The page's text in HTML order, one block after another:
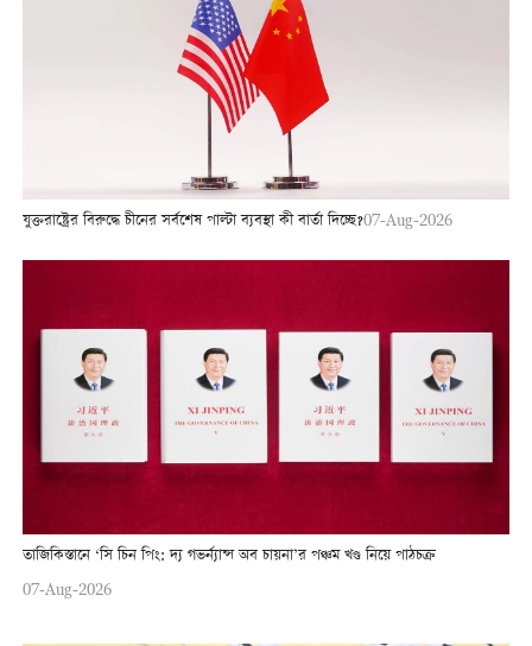
যুক্তরাষ্ট্রের বিরুদ্ধে চীনের সর্বশেষ পাল্টা ব্যবস্থা কী বার্তা দিচ্ছে?07-Aug-2026
তাজিকিস্তানে ‘সি চিন পিং: দ্য গভর্ন্যান্স অব চায়না’র পঞ্চম খণ্ড নিয়ে পাঠচক্র
07-Aug-2026